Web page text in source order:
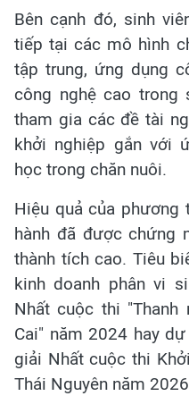
Bên cạnh đó, sinh
tiếp tại các mô hình
tập trung, ứng dụng
công nghệ cao trong
tham gia các đề tài
khởi nghiệp gắn với
học trong chăn nuôi.
Hiệu quả của
hành đã được chứng
thành tích cao. Tiêu
kinh doanh phân vi
Nhất cuộc thi "Thanh
Cai" năm 2024 hay
giải Nhất cuộc thi
Thái Nguyên năm